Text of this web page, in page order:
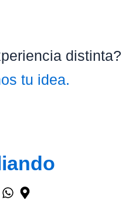
distinta?
tu idea.